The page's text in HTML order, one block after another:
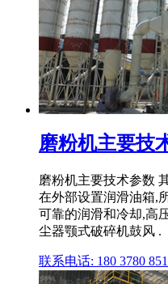
磨粉机主要技
磨粉机主要技术参数
在外部设置润滑油箱,
可靠的润滑和冷却,高
尘器颚式破碎机鼓风 .
联系电话: 180 3780